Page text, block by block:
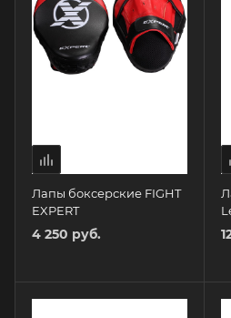
Лапы боксерские FIGHT
EXPERT
4 250 руб.